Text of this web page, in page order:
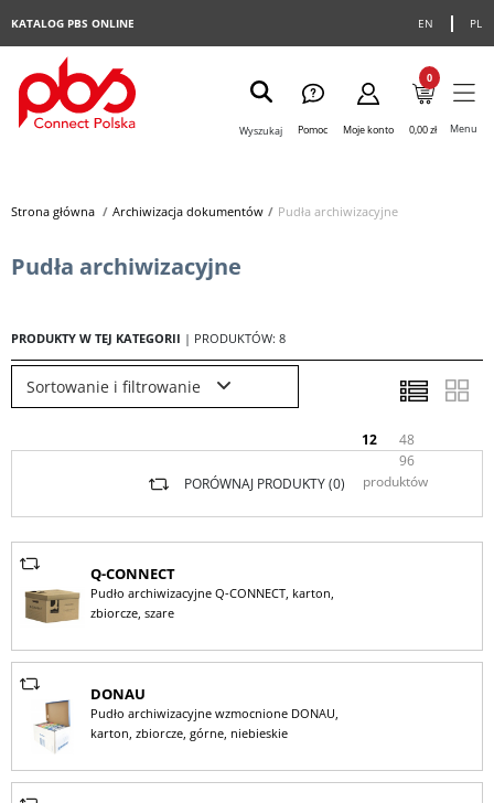
EN PL
KATALOG PBS ONLINE
Wyszukaj Pomoc Moje konto
0
0,00 zł Menu
Strona główna> Archiwizacja dokumentów> Pudła archiwizacyjne
Pudła archiwizacyjne
PRODUKTY W TEJ KATEGORII | PRODUKTÓW: 8
Sortowanie i filtrowanie
12
48
96
produktów
PORÓWNAJ PRODUKTY (0)
Q-CONNECT
Pudło archiwizacyjne Q-CONNECT, karton,
zbiorcze, szare
DONAU
Pudło archiwizacyjne wzmocnione DONAU,
karton, zbiorcze, górne, niebieskie